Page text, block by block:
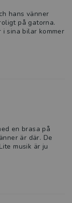
hans vänner
på gatorna.
sina bilar kommer
en brasa på
är där. De
musik är ju